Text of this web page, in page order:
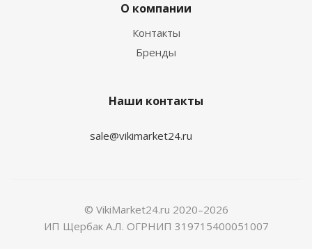
О компании
Контакты
Бренды
Наши контакты
sale@vikimarket24.ru
© VikiMarket24.ru 2020–2026
ИП Щербак А.Л. ОГРНИП 319715400051007